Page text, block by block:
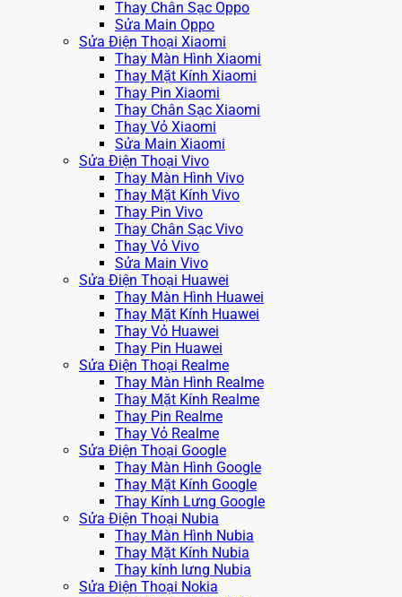
Thay Chân Sạc Oppo
Sửa Main Oppo
Sửa Điện Thoại Xiaomi
Thay Màn Hình Xiaomi
Thay Mặt Kính Xiaomi
Thay Pin Xiaomi
Thay Chân Sạc Xiaomi
Thay Vỏ Xiaomi
Sửa Main Xiaomi
Sửa Điện Thoại Vivo
Thay Màn Hình Vivo
Thay Mặt Kính Vivo
Thay Pin Vivo
Thay Chân Sạc Vivo
Thay Vỏ Vivo
Sửa Main Vivo
Sửa Điện Thoại Huawei
Thay Màn Hình Huawei
Thay Mặt Kính Huawei
Thay Vỏ Huawei
Thay Pin Huawei
Sửa Điện Thoại Realme
Thay Màn Hình Realme
Thay Mặt Kính Realme
Thay Pin Realme
Thay Vỏ Realme
Sửa Điện Thoại Google
Thay Màn Hình Google
Thay Mặt Kính Google
Thay Kính Lưng Google
Sửa Điện Thoại Nubia
Thay Màn Hình Nubia
Thay Mặt Kính Nubia
Thay kính lưng Nubia
Sửa Điện Thoại Nokia